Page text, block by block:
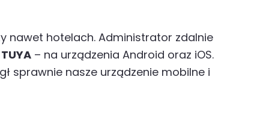
nawet hotelach. Administrator zdalnie
TUYA – na urządzenia Android oraz iOS.
sprawnie nasze urządzenie mobilne i